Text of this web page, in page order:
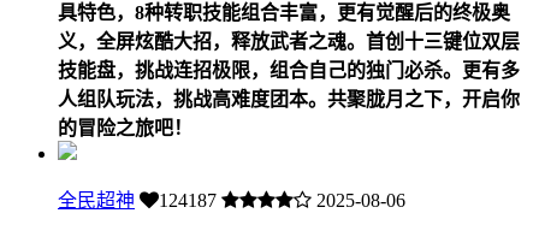
具特色，8种转职技能组合丰富，更有觉醒后的终极奥
义，全屏炫酷大招，释放武者之魂。首创十三键位双层
技能盘，挑战连招极限，组合自己的独门必杀。更有多
人组队玩法，挑战高难度团本。共聚胧月之下，开启你
的冒险之旅吧！
全民超神 124187 2025-08-06